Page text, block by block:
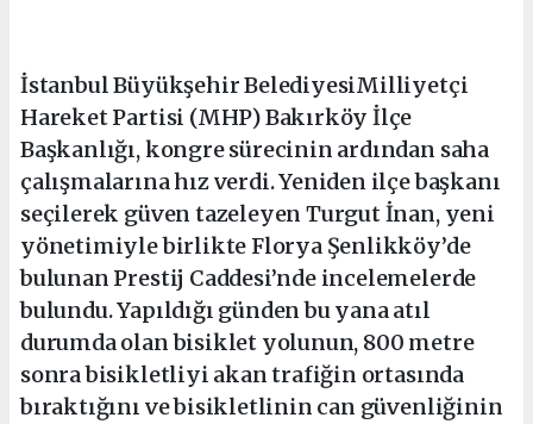
İstanbul Büyükşehir BelediyesiMilliyetçi
Hareket Partisi (MHP) Bakırköy İlçe
Başkanlığı, kongre sürecinin ardından saha
çalışmalarına hız verdi. Yeniden ilçe başkanı
seçilerek güven tazeleyen Turgut İnan, yeni
yönetimiyle birlikte Florya Şenlikköy’de
bulunan Prestij Caddesi’nde incelemelerde
bulundu. Yapıldığı günden bu yana atıl
durumda olan bisiklet yolunun, 800 metre
sonra bisikletliyi akan trafiğin ortasında
bıraktığını ve bisikletlinin can güvenliğinin